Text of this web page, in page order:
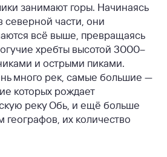
занимают горы. Начинаясь
северной части, они
всё выше, превращаясь
хребты высотой 3000–
и острыми пиками.
много рек, самые большие —
которых рождает
реку Обь, и ещё больше
географов, их количество